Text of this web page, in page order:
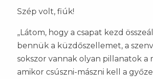
Szép volt, fiúk!
„Látom, hogy a csapat kezd
bennük a küzdőszellemet, a
sokszor vannak olyan pillanatok a
amikor csúszni-mászni kell a